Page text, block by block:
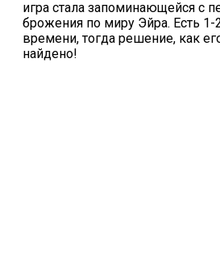
игра стала запоминающейся с
брожения по миру Эйра. Есть 1-
времени, тогда решение, как
найдено!